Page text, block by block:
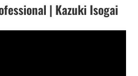
| Kazuki Isogai